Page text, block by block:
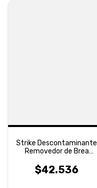
Strike Descontaminante
Removedor de Brea
$42.536